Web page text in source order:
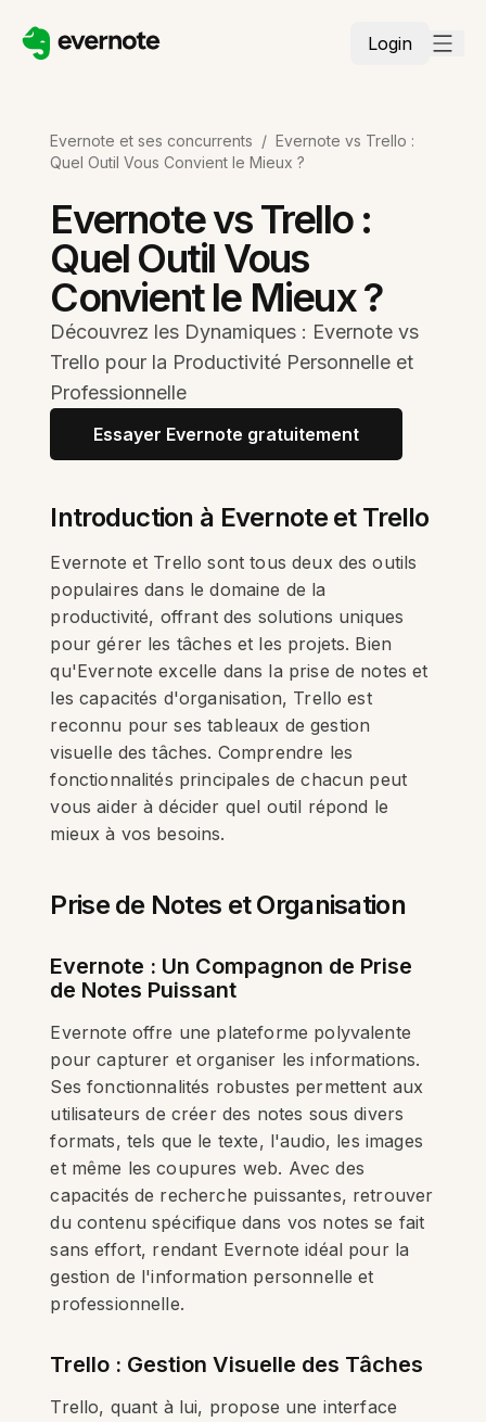
Login
Evernote et ses concurrents / Evernote vs Trello :
Quel Outil Vous Convient le Mieux ?
Evernote vs Trello :
Quel Outil Vous
Convient le Mieux ?
Découvrez les Dynamiques : Evernote vs
Trello pour la Productivité Personnelle et
Professionnelle
Essayer Evernote gratuitement
Introduction à Evernote et Trello
Evernote et Trello sont tous deux des outils
populaires dans le domaine de la
productivité, offrant des solutions uniques
pour gérer les tâches et les projets. Bien
qu'Evernote excelle dans la prise de notes et
les capacités d'organisation, Trello est
reconnu pour ses tableaux de gestion
visuelle des tâches. Comprendre les
fonctionnalités principales de chacun peut
vous aider à décider quel outil répond le
mieux à vos besoins.
Prise de Notes et Organisation
Evernote : Un Compagnon de Prise
de Notes Puissant
Evernote offre une plateforme polyvalente
pour capturer et organiser les informations.
Ses fonctionnalités robustes permettent aux
utilisateurs de créer des notes sous divers
formats, tels que le texte, l'audio, les images
et même les coupures web. Avec des
capacités de recherche puissantes, retrouver
du contenu spécifique dans vos notes se fait
sans effort, rendant Evernote idéal pour la
gestion de l'information personnelle et
professionnelle.
Trello : Gestion Visuelle des Tâches
Trello, quant à lui, propose une interface